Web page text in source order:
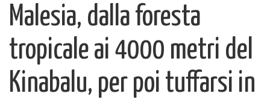
Malesia, dalla foresta
tropicale ai 4000 metri del
Kinabalu, per poi tuffarsi in